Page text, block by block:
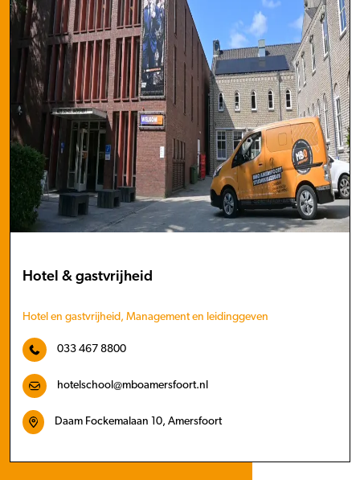
Hotel & gastvrijheid
Hotel en gastvrijheid, Management en leidinggeven
033 467 8800
hotelschool@mboamersfoort.nl
Daam Fockemalaan 10, Amersfoort